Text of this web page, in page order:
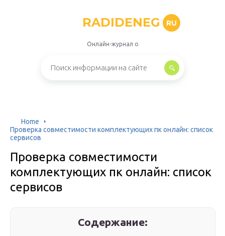
RADIDENEG RU
Онлайн-журнал о
Home
Проверка совместимости комплектующих пк онлайн: список
сервисов
Проверка совместимости
комплектующих пк онлайн: список
сервисов
Содержание: